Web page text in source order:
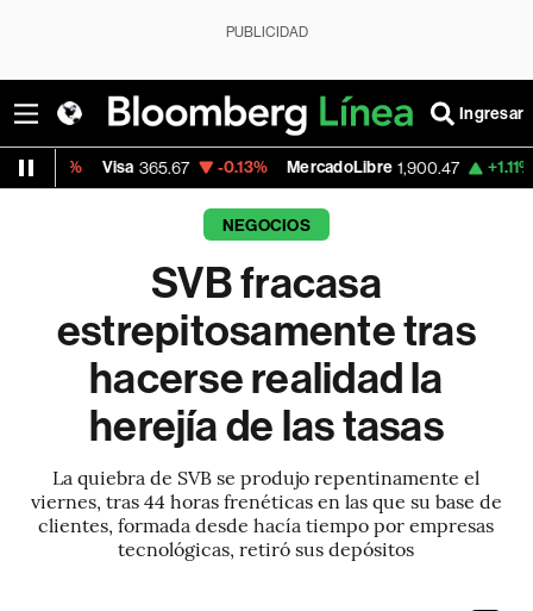
PUBLICIDAD
Ingresar
365.67 -0.13% MercadoLibre 1,900.47 +1.11% Banco de
NEGOCIOS
SVB fracasa
estrepitosamente tras
hacerse realidad la
herejía de las tasas
La quiebra de SVB se produjo repentinamente el
viernes, tras 44 horas frenéticas en las que su base de
clientes, formada desde hacía tiempo por empresas
tecnológicas, retiró sus depósitos